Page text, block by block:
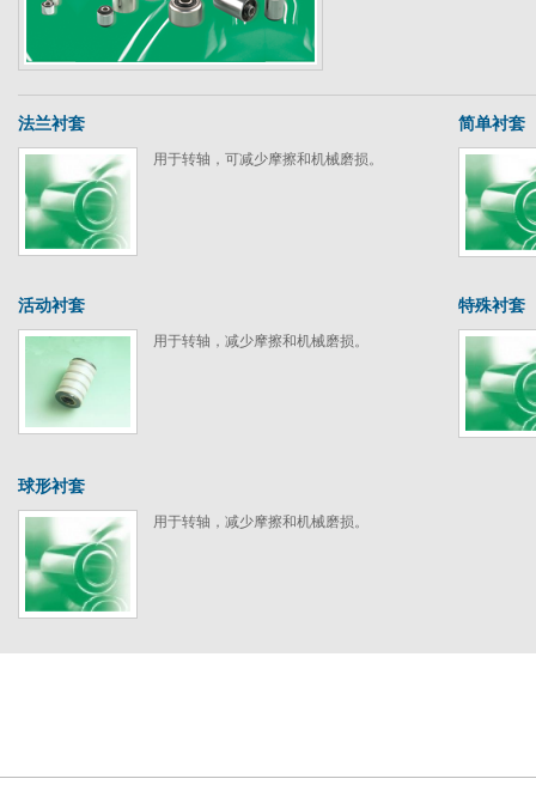
法兰衬套
用于转轴，可减少摩擦和机械磨损。
简单衬套
活动衬套
用于转轴，减少摩擦和机械磨损。
特殊衬套
球形衬套
用于转轴，减少摩擦和机械磨损。